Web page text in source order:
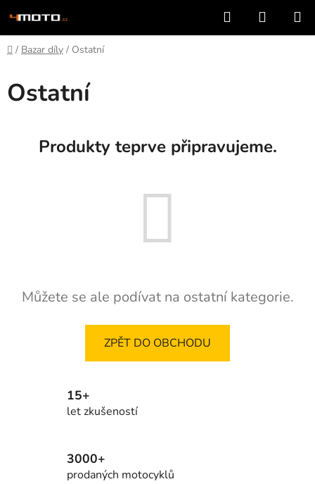
na
obsah
Hledat
KOŠÍK
Domů
/ Bazar díly / Ostatní
Ostatní
Produkty teprve připravujeme.
Můžete se ale podívat na ostatní kategorie.
ZPĚT DO OBCHODU
15+
let zkušeností
3000+
prodaných motocyklů